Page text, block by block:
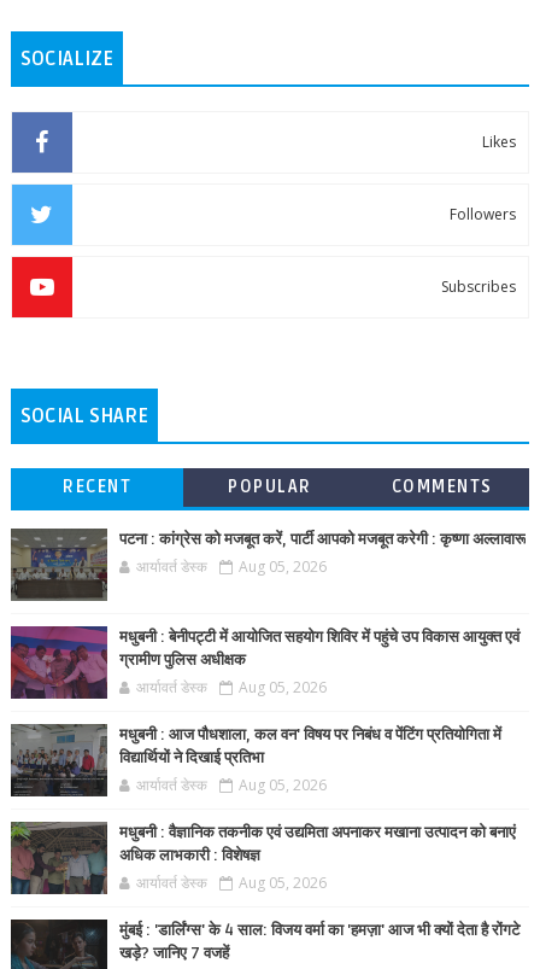
SOCIALIZE
Likes
Followers
Subscribes
SOCIAL SHARE
RECENT POPULAR COMMENTS
पटना : कांग्रेस को मजबूत करें, पार्टी आपको मजबूत करेगी : कृष्णा अल्लावारू
आर्यावर्त डेस्क Aug 05, 2026
मधुबनी : बेनीपट्टी में आयोजित सहयोग शिविर में पहुंचे उप विकास आयुक्त एवं
ग्रामीण पुलिस अधीक्षक
आर्यावर्त डेस्क Aug 05, 2026
मधुबनी : आज पौधशाला, कल वन' विषय पर निबंध व पेंटिंग प्रतियोगिता में
विद्यार्थियों ने दिखाई प्रतिभा
आर्यावर्त डेस्क Aug 05, 2026
मधुबनी : वैज्ञानिक तकनीक एवं उद्यमिता अपनाकर मखाना उत्पादन को बनाएं
अधिक लाभकारी : विशेषज्ञ
आर्यावर्त डेस्क Aug 05, 2026
मुंबई : 'डार्लिंग्स' के 4 साल: विजय वर्मा का 'हमज़ा' आज भी क्यों देता है रोंगटे
खड़े? जानिए 7 वजहें